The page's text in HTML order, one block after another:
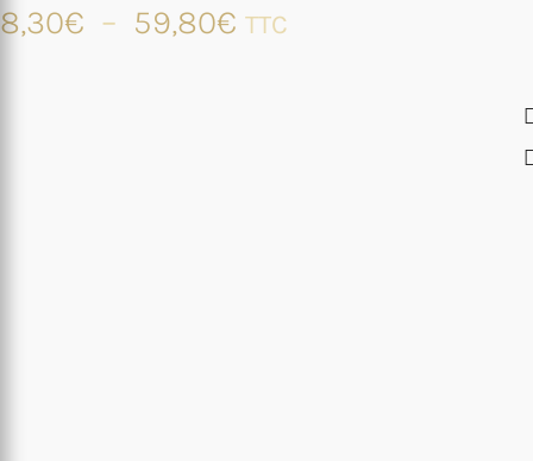
€ – 59,80€ Plage
TTC